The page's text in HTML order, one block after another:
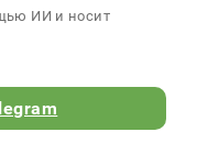
ИИ и носит